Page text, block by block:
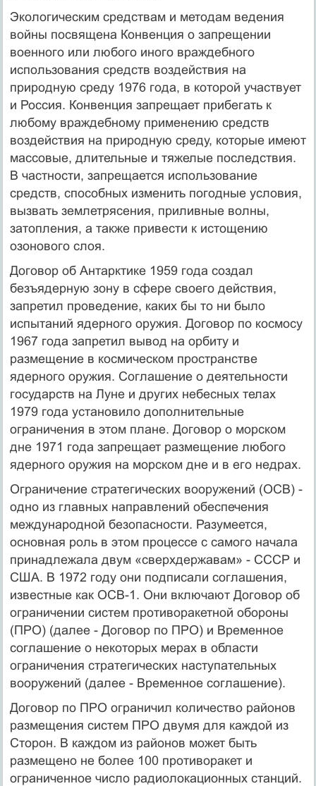
Экологическим средствам и методам ведения
войны посвящена Конвенция о запрещении
военного или любого иного враждебного
использования средств воздействия на
природную среду 1976 года, в которой участвует
и Россия. Конвенция запрещает прибегать к
любому враждебному применению средств
воздействия на природную среду, которые имеют
массовые, длительные и тяжелые последствия.
В частности, запрещается использование
средств, способных изменить погодные условия,
вызвать землетрясения, приливные волны,
затопления, а также привести к истощению
озонового слоя.
Договор об Антарктике 1959 года создал
безъядерную зону в сфере своего действия,
запретил проведение, каких бы то ни было
испытаний ядерного оружия. Договор по космосу
1967 года запретил вывод на орбиту и
размещение в космическом пространстве
ядерного оружия. Соглашение о деятельности
государств на Луне и других небесных телах
1979 года установило дополнительные
ограничения в этом плане. Договор о морском
дне 1971 года запрещает размещение любого
ядерного оружия на морском дне и в его недрах.
Ограничение стратегических вооружений (ОСВ) -
одно из главных направлений обеспечения
международной безопасности. Разумеется,
основная роль в этом процессе с самого начала
принадлежала двум «сверхдержавам» - СССР и
США. В 1972 году они подписали соглашения,
известные как ОСВ-1. Они включают Договор об
ограничении систем противоракетной обороны
(ПРО) (далее - Договор по ПРО) и Временное
соглашение о некоторых мерах в области
ограничения стратегических наступательных
вооружений (далее - Временное соглашение).
Договор по ПРО ограничил количество районов
размещения систем ПРО двумя для каждой из
Сторон. В каждом из районов может быть
размещено не более 100 противоракет и
ограниченное число радиолокационных станций.